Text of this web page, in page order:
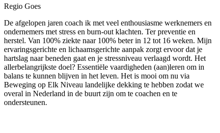
Regio Goes
De afgelopen jaren coach ik met veel enthousiasme werknemers en
ondernemers met stress en burn-out klachten. Ter preventie en
herstel. Van 100% ziekte naar 100% beter in 12 tot 16 weken. Mijn
ervaringsgerichte en lichaamsgerichte aanpak zorgt ervoor dat je
hartslag naar beneden gaat en je stressniveau verlaagd wordt. Het
allerbelangrijkste doel? Essentiële vaardigheden (aan)leren om in
balans te kunnen blijven in het leven. Het is mooi om nu via
Beweging op Elk Niveau landelijke dekking te hebben zodat we
overal in Nederland in de buurt zijn om te coachen en te
ondersteunen.